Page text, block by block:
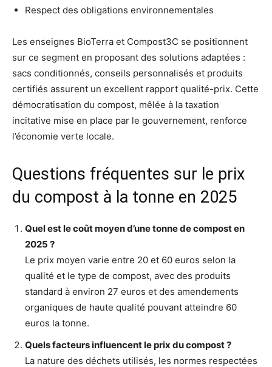
Respect des obligations environnementales
Les enseignes BioTerra et Compost3C se positionnent
sur ce segment en proposant des solutions adaptées :
sacs conditionnés, conseils personnalisés et produits
certifiés assurent un excellent rapport qualité-prix. Cette
démocratisation du compost, mêlée à la taxation
incitative mise en place par le gouvernement, renforce
l’économie verte locale.
Questions fréquentes sur le prix
du compost à la tonne en 2025
Quel est le coût moyen d’une tonne de compost en
2025 ?
Le prix moyen varie entre 20 et 60 euros selon la
qualité et le type de compost, avec des produits
standard à environ 27 euros et des amendements
organiques de haute qualité pouvant atteindre 60
euros la tonne.
Quels facteurs influencent le prix du compost ?
La nature des déchets utilisés, les normes respectées